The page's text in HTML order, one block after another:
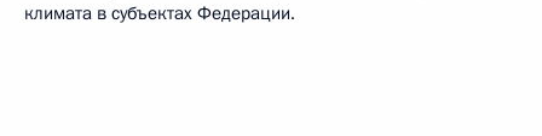
климата в субъектах Федерации.